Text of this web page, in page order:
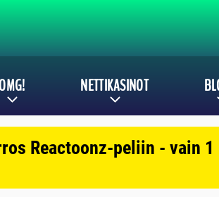
OMG! NETTIKASINOT
Reactoonz-peliin - vain 1